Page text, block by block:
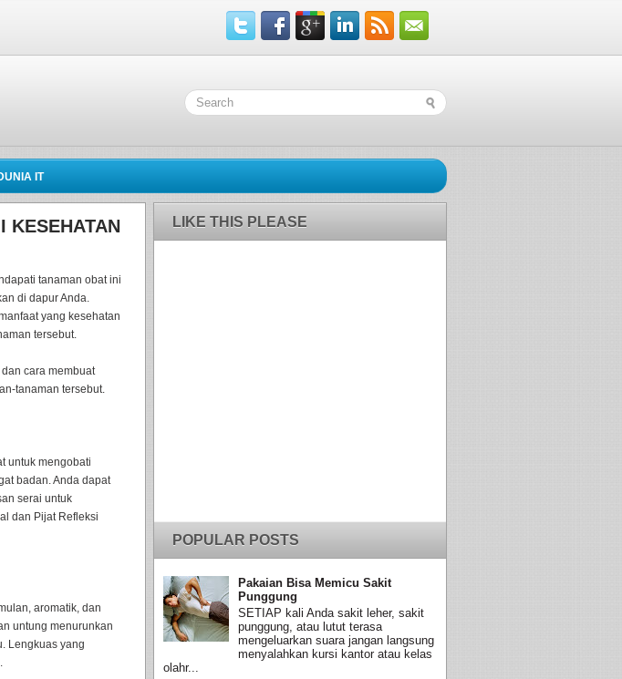
IT
KESEHATAN
tanaman obat ini
di dapur Anda.
yang kesehatan
tersebut.
cara membuat
tanaman tersebut.
untuk mengobati
badan. Anda dapat
serai untuk
dan Pijat Refleksi
aromatik, dan
untung menurunkan
Lengkuas yang
LIKE THIS PLEASE
POPULAR POSTS
Pakaian Bisa Memicu Sakit
Punggung
SETIAP kali Anda sakit leher, sakit
punggung, atau lutut terasa
mengeluarkan suara jangan langsung
menyalahkan kursi kantor atau kelas
olahr...